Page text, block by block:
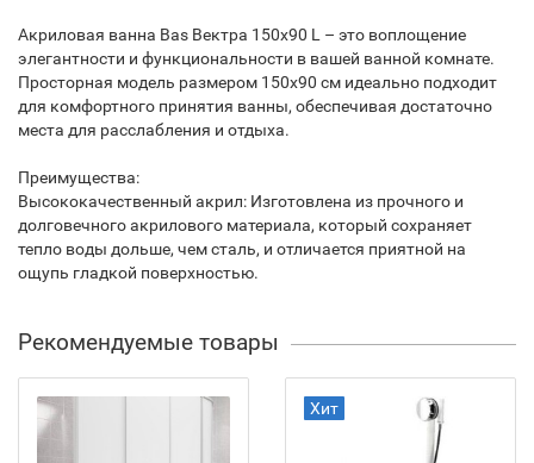
Акриловая ванна Bas Вектра 150x90 L – это воплощение
элегантности и функциональности в вашей ванной комнате.
Просторная модель размером 150x90 см идеально подходит
для комфортного принятия ванны, обеспечивая достаточно
места для расслабления и отдыха.
Преимущества:
Высококачественный акрил: Изготовлена из прочного и
долговечного акрилового материала, который сохраняет
тепло воды дольше, чем сталь, и отличается приятной на
ощупь гладкой поверхностью.
Рекомендуемые товары
Хит